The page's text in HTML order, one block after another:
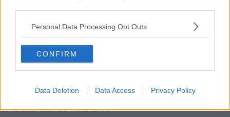
Personal Data Processing Opt Outs
CONFIRM
Data Deletion Data Access Privacy Policy
Part Time111
Lavoro a Turni56
Tipologia Contratto
Lavoro a Tempo Determinato
Tirocinio43
Contratto di Agenzia
Posizioni Totali: 317